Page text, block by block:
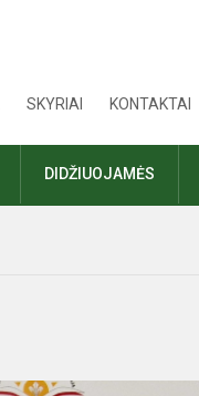
SKYRIAI KONTAKTAI
DIDŽIUOJAMĖS